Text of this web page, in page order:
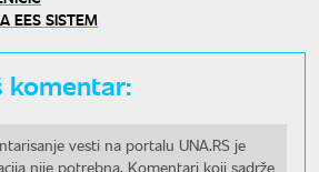
EES SISTEM
komentar:
vesti na portalu UNA.RS je
nije potrebna. Komentari koji sadrže